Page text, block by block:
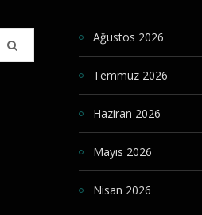
Ağustos 2026
Temmuz 2026
Haziran 2026
Mayıs 2026
Nisan 2026